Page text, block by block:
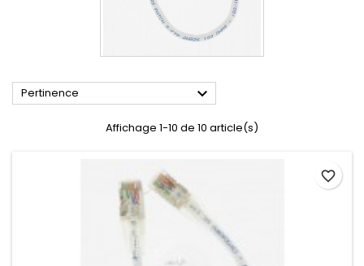
Pertinence 
Affichage 1-10 de 10 article(s)
favorite_border